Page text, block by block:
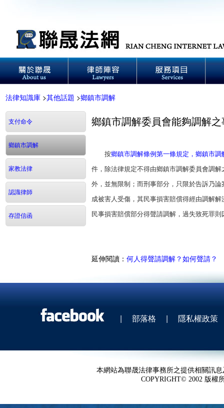
法律知識庫 >其他話題 >鄉鎮市調解
支付命令
鄉鎮市調解
家教法律
認識律師
存證信函
鄉鎮市調解委員會能夠調解
按鄉鎮市調解條例第一條規定，鄉鎮市
件，除法律規定不得由鄉鎮市調解委員會調
外，並無限制；而刑事部分，只限於告訴乃
成被害人受傷，其民事損害賠償得經由調解
民事損害賠償部分得聲請調解，過失致死罪
延伸閱讀： 何人得聲請調解？如何聲請？
| 部落格 | 隱私權政策
本網站為聯晟法律事務所之提供相關訊
COPYRIGHT© 2002 版權